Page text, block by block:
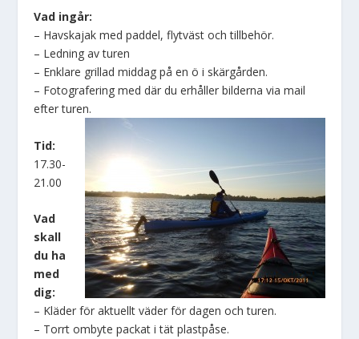
Vad ingår:
– Havskajak med paddel, flytväst och tillbehör.
– Ledning av turen
– Enklare grillad middag på en ö i skärgården.
– Fotografering med där du erhåller bilderna via mail
efter turen.
Tid:
17.30-
21.00
Vad
skall
du ha
med
dig:
– Kläder för aktuellt väder för dagen och turen.
– Torrt ombyte packat i tät plastpåse.